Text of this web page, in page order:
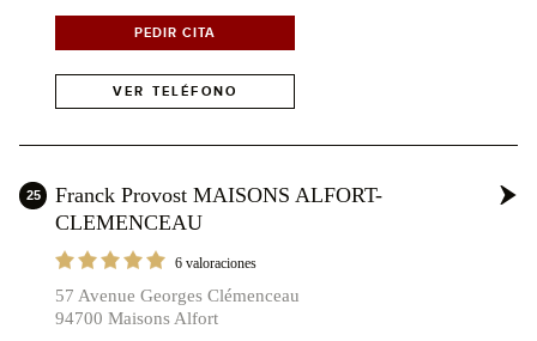
x9
x8
x21
x10
x10
x3
PEDIR CITA
VER TELÉFONO
25
Franck Provost MAISONS ALFORT-
CLEMENCEAU
6 valoraciones
57 Avenue Georges Clémenceau
94700 Maisons Alfort